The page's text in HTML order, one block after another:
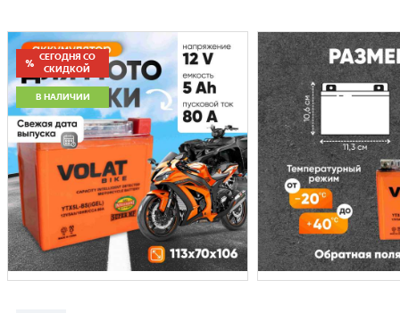
СЕГОДНЯ СО
СКИДКОЙ
В НАЛИЧИИ